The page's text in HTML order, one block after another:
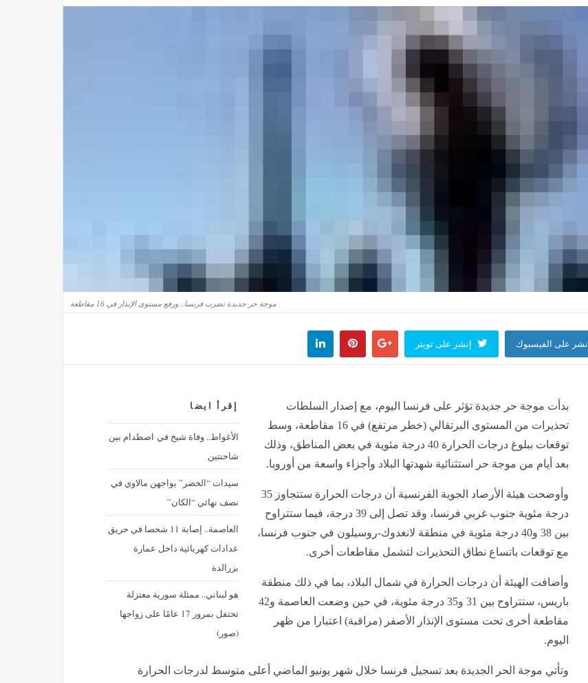
موجة حر جديدة تضرب فرنسا.. ورفع مستوى الإنذار في 16 مقاطعة
إنشر على الفيسبوك إنشر على تويتر
إقرأ ايضا
الأغواط.. وفاة شيخ في اصطدام بين
شاحنتين
سيدات “الخضر” يواجهن مالاوي في
نصف نهائي “الكان”
العاصمة.. إصابة 11 شخصا في حريق
عدادات كهربائية داخل عمارة
بزرالدة
هو لبناني.. ممثلة سورية معتزلة
تحتفل بمرور 17 عامًا على زواجها
(صور)
بدأت موجة حر جديدة تؤثر على فرنسا اليوم، مع إصدار السلطات
تحذيرات من المستوى البرتقالي (خطر مرتفع) في 16 مقاطعة، وسط
توقعات ببلوغ درجات الحرارة 40 درجة مئوية في بعض المناطق، وذلك
بعد أيام من موجة حر استثنائية شهدتها البلاد وأجزاء واسعة من أوروبا.
وأوضحت هيئة الأرصاد الجوية الفرنسية أن درجات الحرارة ستتجاوز 35
درجة مئوية جنوب غربي فرنسا، وقد تصل إلى 39 درجة، فيما ستتراوح
بين 38 و40 درجة مئوية في منطقة لانغدوك-روسيلون في جنوب فرنسا،
مع توقعات باتساع نطاق التحذيرات لتشمل مقاطعات أخرى.
وأضافت الهيئة أن درجات الحرارة في شمال البلاد، بما في ذلك منطقة
باريس، ستتراوح بين 31 و35 درجة مئوية، في حين وضعت العاصمة و42
مقاطعة أخرى تحت مستوى الإنذار الأصفر (مراقبة) اعتبارا من ظهر
اليوم.
وتأتي موجة الحر الجديدة بعد تسجيل فرنسا خلال شهر يونيو الماضي أعلى متوسط لدرجات الحرارة